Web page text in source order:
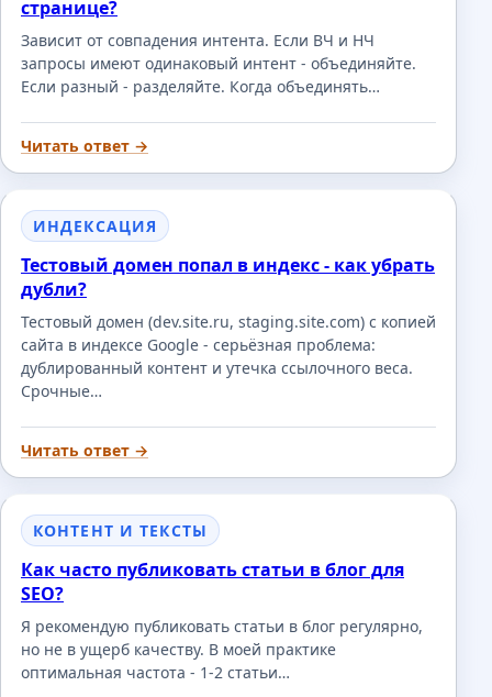
странице?
Зависит от совпадения интента. Если ВЧ и НЧ
запросы имеют одинаковый интент - объединяйте.
Если разный - разделяйте. Когда объединять…
Читать ответ →
ИНДЕКСАЦИЯ
Тестовый домен попал в индекс - как убрать
дубли?
Тестовый домен (dev.site.ru, staging.site.com) с копией
сайта в индексе Google - серьёзная проблема:
дублированный контент и утечка ссылочного веса.
Срочные…
Читать ответ →
КОНТЕНТ И ТЕКСТЫ
Как часто публиковать статьи в блог для
SEO?
Я рекомендую публиковать статьи в блог регулярно,
но не в ущерб качеству. В моей практике
оптимальная частота - 1-2 статьи…